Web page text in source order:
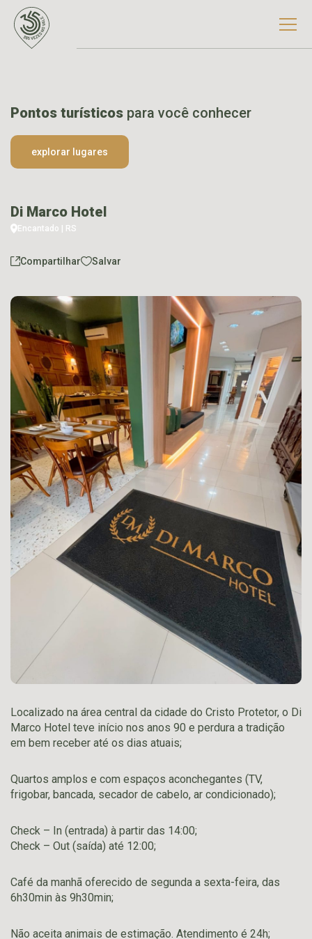
Pontos turísticos para você conhecer
explorar lugares
Di Marco Hotel
Encantado | RS
Compartilhar Salvar
Localizado na área central da cidade do Cristo Protetor, o Di
Marco Hotel teve início nos anos 90 e perdura a tradição
em bem receber até os dias atuais;
Quartos amplos e com espaços aconchegantes (TV,
frigobar, bancada, secador de cabelo, ar condicionado);
Check – In (entrada) à partir das 14:00;
Check – Out (saída) até 12:00;
Café da manhã oferecido de segunda a sexta-feira, das
6h30min às 9h30min;
Não aceita animais de estimação. Atendimento é 24h;